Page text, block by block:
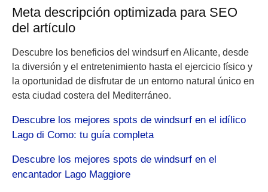
Meta descripción optimizada para SEO
del artículo
Descubre los beneficios del windsurf en Alicante, desde
la diversión y el entretenimiento hasta el ejercicio físico y
la oportunidad de disfrutar de un entorno natural único en
esta ciudad costera del Mediterráneo.
Descubre los mejores spots de windsurf en el idílico
Lago di Como: tu guía completa
Descubre los mejores spots de windsurf en el
encantador Lago Maggiore